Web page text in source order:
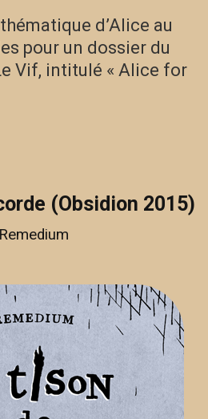
d’Alice au
pour un dossier du
Vif, intitulé « Alice for
(Obsidion 2015)
Remedium